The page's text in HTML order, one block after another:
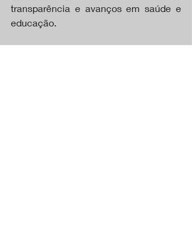
transparência e avanços em saúde e
educação.